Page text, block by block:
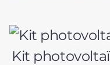
Kit